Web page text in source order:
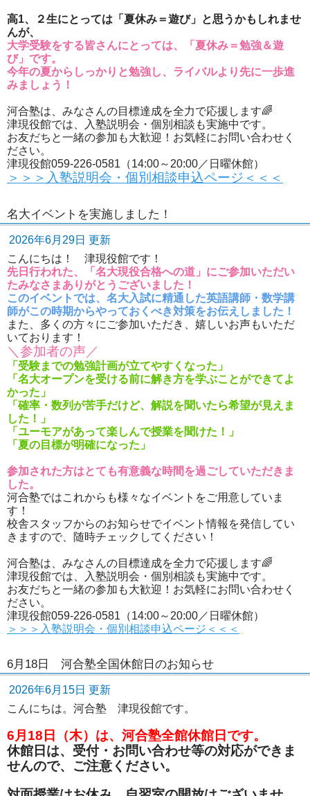
高1、２生にとっては「夏休み＝遊び」と思うかもしれませ
んが、
大学受験をする皆さんにとっては、「夏休み＝勉強＆遊
び」です。
今年の夏からしっかりと勉強し、ライバルより先に一歩進
みましょう！
河合塾は、みなさんの目標達成を全力で応援します🌈
津現役館では、入塾説明会・個別相談も実施中です。
お友だちと一緒の参加も大歓迎！お気軽にお問い合わせく
ださい。
津現役館059-226-0581（14:00～20:00／日曜休館）
＞＞＞入塾説明会・個別相談申込ページ＜＜＜
名大イベントを実施しました！
2026年6月29日 更新
こんにちは！ 津現役館です！
先日行われた、「名大現役合格への道」にご参加いただい
たみなさまありがとうございました！
このイベントでは、名大入試に精通した英語講師・数学講
師がこの時期からやっておくべき対策をお伝えしました！
また、多くの方々にご参加いただき、嬉しいお声もいただ
いております！
＼参加者の声／
「受験までの勉強計画が立てやすくなった」
「名大オープンを受ける前に解き方を学ぶことができてよ
かった」
「確率・数列が苦手だけど、解説を聞いたら希望が見えま
した！」
「ユーモアがあって楽しんで授業を聞けた！」
「夏の目標が明確になった」
参加された方はとても有意義な時間を過ごしていただきま
した。
河合塾ではこれからも様々なイベントをご用意していま
す！
校舎スタッフからのお知らせでイベント情報を発信してい
きますので、随時チェックしてください！
河合塾は、みなさんの目標達成を全力で応援します🌈
津現役館では、入塾説明会・個別相談も実施中です。
お友だちと一緒の参加も大歓迎！お気軽にお問い合わせく
ださい。
津現役館059-226-0581（14:00～20:00／日曜休館）
＞＞＞入塾説明会・個別相談申込ページ＜＜＜
6月18日 河合塾全国休館日のお知らせ
2026年6月15日 更新
こんにちは。河合塾 津現役館です。
6月18日（木）は、河合塾全館休館日です。
休館日は、受付・お問い合わせ等の対応ができま
せんので、ご注意ください。